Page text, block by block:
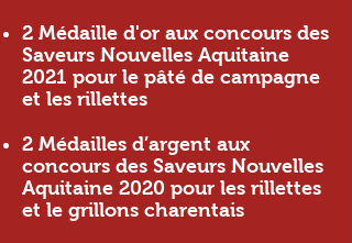
2 Médaille d'or aux concours des
Saveurs Nouvelles Aquitaine
2021 pour le pâté de campagne
et les rillettes
2 Médailles d’argent aux
concours des Saveurs Nouvelles
Aquitaine 2020 pour les rillettes
et le grillons charentais